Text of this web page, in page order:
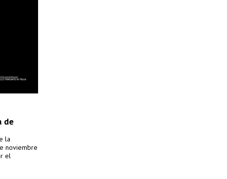
de
la
noviembre
el